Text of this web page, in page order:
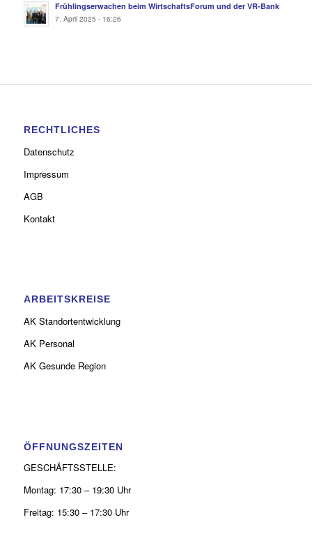
Frühlingserwachen beim WirtschaftsForum und der VR-Bank
7. April 2025 - 16:26
RECHTLICHES
Datenschutz
Impressum
AGB
Kontakt
ARBEITSKREISE
AK Standortentwicklung
AK Personal
AK Gesunde Region
ÖFFNUNGSZEITEN
GESCHÄFTSSTELLE:
Montag: 17:30 – 19:30 Uhr
Freitag: 15:30 – 17:30 Uhr